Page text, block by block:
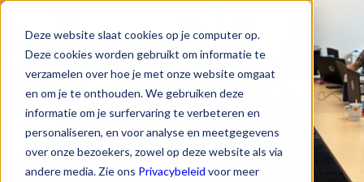
Deze website slaat cookies op je computer op.
Deze cookies worden gebruikt om informatie te
verzamelen over hoe je met onze website omgaat
en om je te onthouden. We gebruiken deze
informatie om je surfervaring te verbeteren en
personaliseren, en voor analyse en meetgegevens
over onze bezoekers, zowel op deze website als via
andere media. Zie ons Privacybeleid voor meer